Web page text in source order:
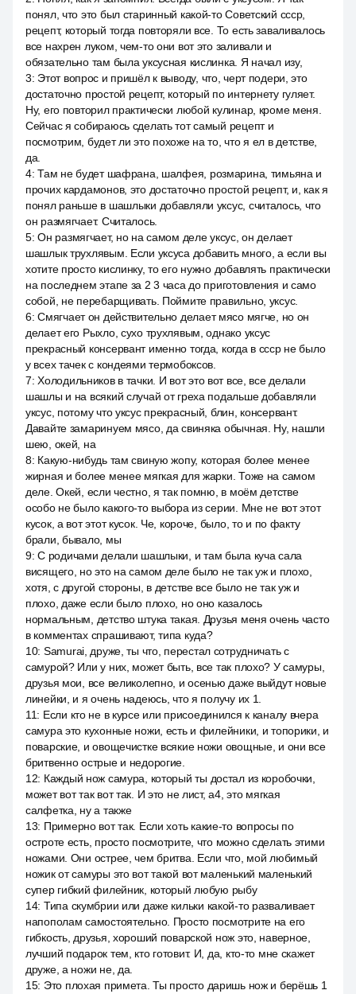
понял, что это был старинный какой-то Советский ссср,
рецепт, который тогда повторяли все. То есть заваливалось
все нахрен луком, чем-то они вот это заливали и
обязательно там была уксусная кислинка. Я начал изу,
3: Этот вопрос и пришёл к выводу, что, черт подери, это
достаточно простой рецепт, который по интернету гуляет.
Ну, его повторил практически любой кулинар, кроме меня.
Сейчас я собираюсь сделать тот самый рецепт и
посмотрим, будет ли это похоже на то, что я ел в детстве,
да.
4:Там не будет шафрана, шалфея, розмарина, тимьяна и
прочих кардамонов, это достаточно простой рецепт, и, как я
понял раньше в шашлыки добавляли уксус, считалось, что
он размягчает. Считалось.
5:Он размягчает, но на самом деле уксус, он делает
шашлык трухлявым. Если уксуса добавить много, а если вы
хотите просто кислинку, то его нужно добавлять практически
на последнем этапе за 2 3 часа до приготовления и само
собой, не перебарщивать. Поймите правильно, уксус.
6:Смягчает он действительно делает мясо мягче, но он
делает его Рыхло, сухо трухлявым, однако уксус
прекрасный консервант именно тогда, когда в ссср не было
у всех тачек с кондеями термобоксов.
7:Холодильников в тачки. И вот это вот все, все делали
шашлы и на всякий случай от греха подальше добавляли
уксус, потому что уксус прекрасный, блин, консервант.
Давайте замаринуем мясо, да свиняка обычная. Ну, нашли
шею, окей, на
8: Какую-нибудь там свиную жопу, которая более менее
жирная и более менее мягкая для жарки. Тоже на самом
деле. Окей, если честно, я так помню, в моём детстве
особо не было какого-то выбора из серии. Мне не вот этот
кусок, а вот этот кусок. Че, короче, было, то и по факту
брали, бывало, мы
9:С родичами делали шашлыки, и там была куча сала
висящего, но это на самом деле было не так уж и плохо,
хотя, с другой стороны, в детстве все было не так уж и
плохо, даже если было плохо, но оно казалось
нормальным, детство штука такая. Друзья меня очень часто
в комментах спрашивают, типа куда?
10: Samurai, друже, ты что, перестал сотрудничать с
самурой? Или у них, может быть, все так плохо? У самуры,
друзья мои, все великолепно, и осенью даже выйдут новые
линейки, и я очень надеюсь, что я получу их 1.
11: Если кто не в курсе или присоединился к каналу вчера
самура это кухонные ножи, есть и филейники, и топорики, и
поварские, и овощечистке всякие ножи овощные, и они все
бритвенно острые и недорогие.
12: Каждый нож самура, который ты достал из коробочки,
может вот так вот так. И это не лист, a4, это мягкая
салфетка, ну а также
13: Примерно вот так. Если хоть какие-то вопросы по
остроте есть, просто посмотрите, что можно сделать этими
ножами. Они острее, чем бритва. Если что, мой любимый
ножик от самуры это вот такой вот маленький маленький
супер гибкий филейник, который любую рыбу
14: Типа скумбрии или даже кильки какой-то разваливает
напополам самостоятельно. Просто посмотрите на его
гибкость, друзья, хороший поварской нож это, наверное,
лучший подарок тем, кто готовит. И, да, кто-то мне скажет
друже, а ножи не, да.
15: Это плохая примета. Ты просто даришь нож и берёшь 1